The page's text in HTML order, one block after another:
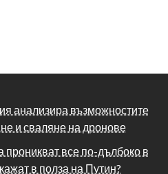
анализира възможностите
и сваляне на дронове
проникват все по-дълбоко в
в полза на Путин?